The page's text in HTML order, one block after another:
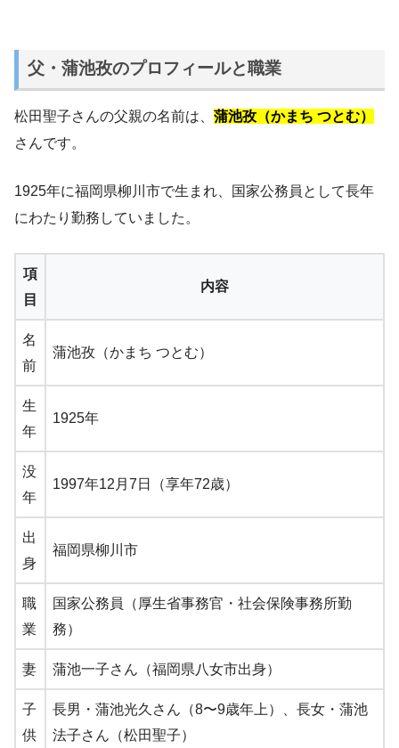
父・蒲池孜のプロフィールと職業
松田聖子さんの父親の名前は、 蒲池孜（かまち つとむ）
さんです。
1925年に福岡県柳川市で生まれ、国家公務員として長年
にわたり勤務していました。
項
目
内容
名
前
蒲池孜（かまち つとむ）
生
年
1925年
没
年
1997年12月7日（享年72歳）
出
身
福岡県柳川市
職
業
国家公務員（厚生省事務官・社会保険事務所勤
務）
妻 蒲池一子さん（福岡県八女市出身）
子
供
長男・蒲池光久さん（8〜9歳年上）、長女・蒲池
法子さん（松田聖子）